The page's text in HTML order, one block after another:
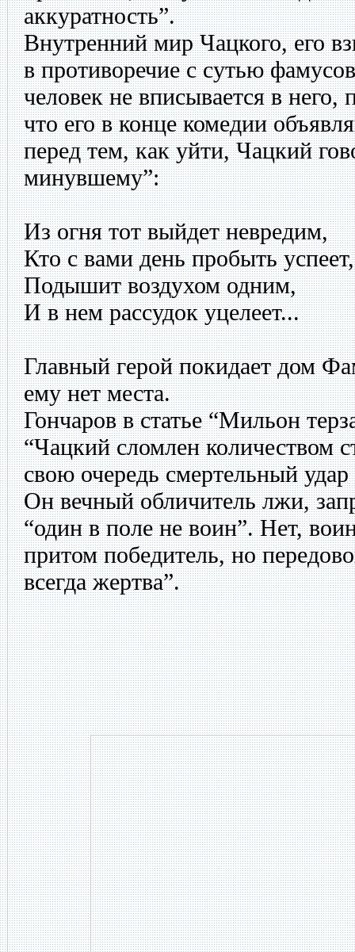
аккуратность”.
Внутренний мир Чацкого, его
в противоречие с сутью
человек не вписывается в него,
что его в конце комедии
перед тем, как уйти, Чацкий
минувшему”:
Из огня тот выйдет невредим,
Кто с вами день пробыть успеет,
Подышит воздухом одним,
И в нем рассудок уцелеет...
Главный герой покидает дом
ему нет места.
Гончаров в статье “Мильон
“Чацкий сломлен количеством
свою очередь смертельный
Он вечный обличитель лжи,
“один в поле не воин”. Нет,
притом победитель, но
всегда жертва”.